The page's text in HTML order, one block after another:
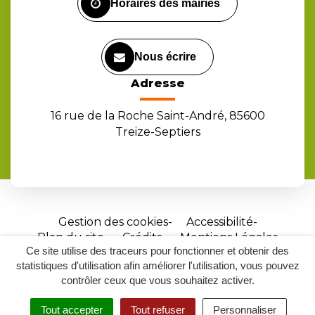
Ce site utilise des traceurs pour fonctionner et obtenir des
statistiques d'utilisation afin améliorer l'utilisation, vous pouvez
contrôler ceux que vous souhaitez activer.
Tout accepter Tout refuser Personnaliser
Horaires des mairies
Nous écrire
Adresse
16 rue de la Roche Saint-André, 85600
Treize-Septiers
Gestion des cookies
Accessibilité
Plan du site
Crédits
Mentions Légales
Site
réalisé
par
Inovagora